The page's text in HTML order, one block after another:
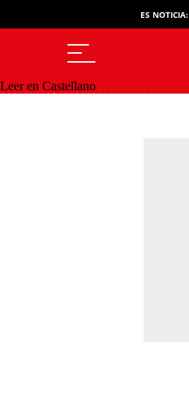
ES NOTICIA:
Leer en Castellano